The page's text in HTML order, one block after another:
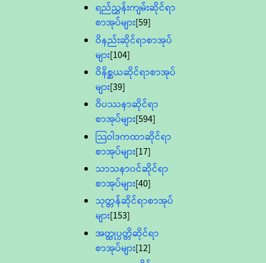
ရည်ညွှန်းကျမ်းဆိုင်ရာ
စာအုပ်များ[59]
ဝိနည်းဆိုင်ရာစာအုပ်
များ[104]
ဝိနိစ္ဆယဆိုင်ရာစာအုပ်
များ[39]
ဝိပဿနာဆိုင်ရာ
စာအုပ်များ[594]
သြဝါဒကထာဆိုင်ရာ
စာအုပ်များ[17]
သာသနာ၀င်ဆိုင်ရာ
စာအုပ်များ[40]
သုတ္တန်ဆိုင်ရာစာအုပ်
များ[153]
အတ္ထုပ္ပတ္တိဆိုင်ရာ
စာအုပ်များ[12]